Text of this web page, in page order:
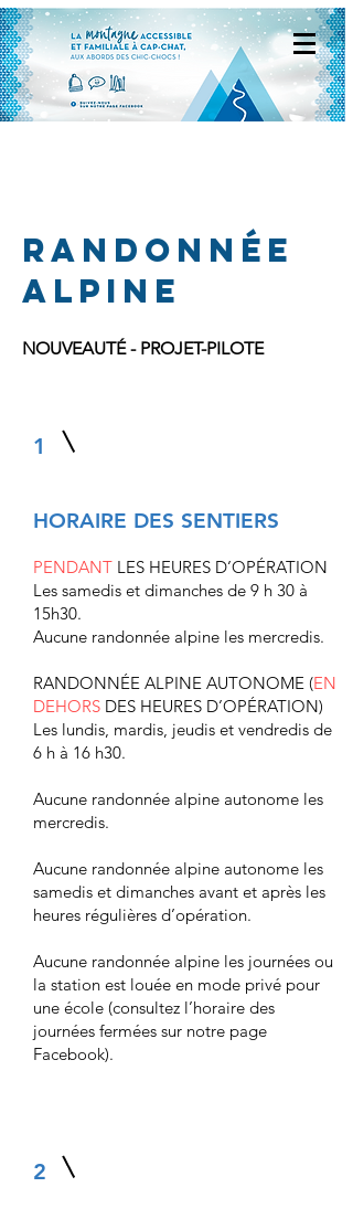
randonnée
alpine
NOUVEAUTÉ - PROJET-PILOTE
1
HORAIRE DES SENTIERS
PENDANT LES HEURES D’OPÉRATION
Les samedis et dimanches de 9 h 30 à
15h30.
Aucune randonnée alpine les mercredis.
RANDONNÉE ALPINE AUTONOME (EN
DEHORS DES HEURES D’OPÉRATION)
Les lundis, mardis, jeudis et vendredis de
6 h à 16 h30.
Aucune randonnée alpine autonome les
mercredis.
Aucune randonnée alpine autonome les
samedis et dimanches avant et après les
heures régulières d’opération.
Aucune randonnée alpine les journées ou
la station est louée en mode privé pour
une école (consultez l’horaire des
journées fermées sur notre page
Facebook).
2